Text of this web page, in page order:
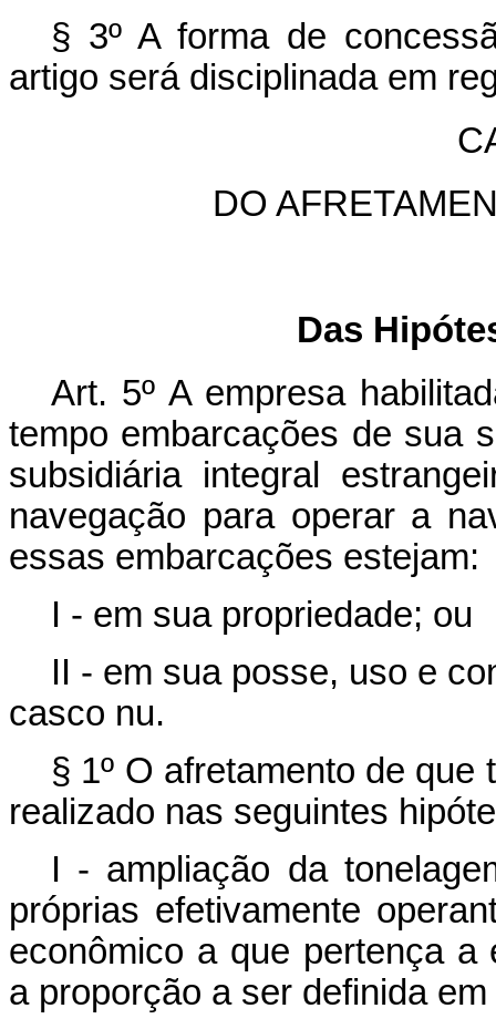
§ 3º A forma de
artigo será disciplinada em
DO
Das
Art. 5º A empresa
tempo embarcações de sua
subsidiária integral
navegação para operar a
essas embarcações estejam:
I - em sua propriedade; ou
II - em sua posse, uso e
casco nu.
§ 1º O afretamento de que
realizado nas seguintes
I - ampliação da
próprias efetivamente
econômico a que pertença a
a proporção a ser definida